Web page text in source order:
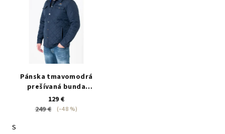
Pánska tmavomodrá
prešívaná bunda
Aeronautica Militare
129 €
249 €
(–48 %)
S